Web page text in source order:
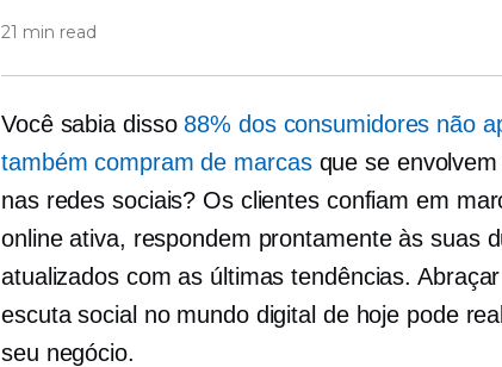
21 min read
Você sabia disso 88% dos consumidores não
também compram de marcasque se
nas redes sociais? Os clientes confiam em
online ativa, respondem prontamente às suas
atualizados com as últimas tendências.
escuta social no mundo digital de hoje pode
seu negócio.